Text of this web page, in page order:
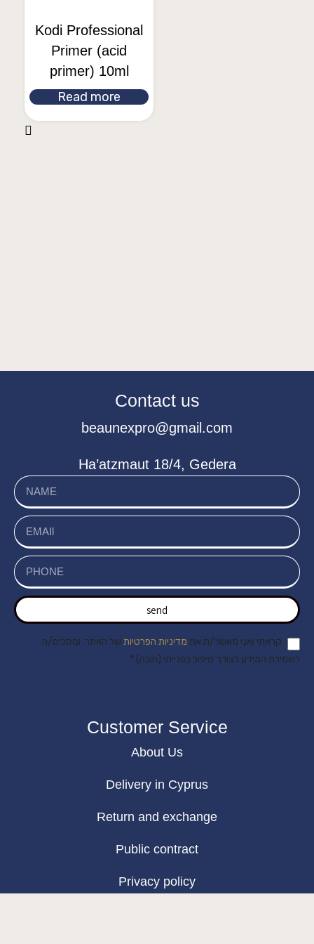
Kodi Professional
Primer (acid
primer) 10ml
Read more
Contact us
beaunexpro@gmail.com
Ha’atzmaut 18/4, Gedera
send
קראתי ואני מאשר/ת את מדיניות הפרטיות של האתר, ומסכים/ה
לשמירת המידע לצורך טיפול בפנייתי (חובה) *
Customer Service
About Us
Delivery in Cyprus
Return and exchange
Public contract
Privacy policy